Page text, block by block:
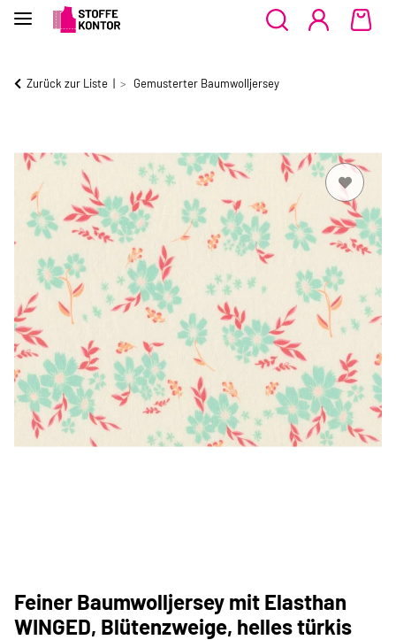
Zurück zur Liste Gemusterter Baumwolljersey
Feiner Baumwolljersey mit Elasthan
WINGED, Blütenzweige, helles türkis